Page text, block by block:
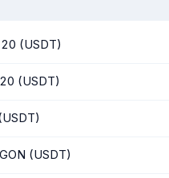
(USDT)
(USDT)
(USDT)